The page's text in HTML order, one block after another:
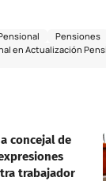
Pensiones
en Actualización
concejal de
trabajador